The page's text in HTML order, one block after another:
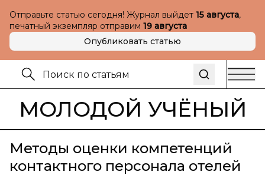
Отправьте статью сегодня! Журнал выйдет 15 августа,
печатный экземпляр отправим 19 августа
Опубликовать статью
МОЛОДОЙ УЧЁНЫЙ
Методы оценки компетенций
контактного персонала отелей